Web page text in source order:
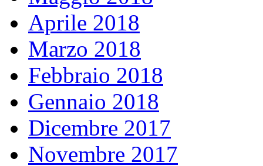
Aprile 2018
Marzo 2018
Febbraio 2018
Gennaio 2018
Dicembre 2017
Novembre 2017